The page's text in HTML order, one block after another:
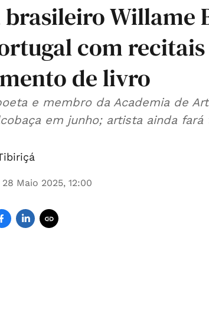
brasileiro Willame
com
de livro
e membro da Academia de
em junho; artista ainda
28 Maio 2025, 12:00